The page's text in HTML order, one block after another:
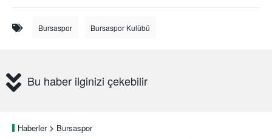
Bursaspor Bursaspor Kulübü
Bu haber ilginizi çekebilir
Haberler Bursaspor